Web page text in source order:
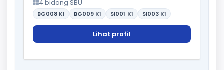
4 bidang SBU
BG008 K1 BG009 K1 SI001 K1 SI003 K1
Lihat profil